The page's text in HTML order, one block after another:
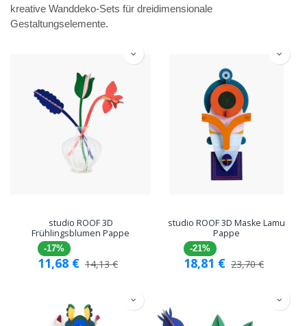
kreative Wanddeko-Sets für dreidimensionale
Gestaltungselemente.
studio ROOF 3D
Frühlingsblumen Pappe
-17%
11,68 € 14,13€
studio ROOF 3D Maske Lamu
Pappe
-21%
18,81 € 23,70€